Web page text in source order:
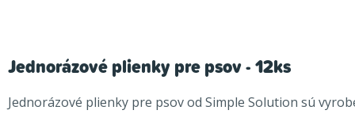
Jednorázové plienky pre psov - 12ks
Jednorázové plienky pre psov od Simple Solution sú